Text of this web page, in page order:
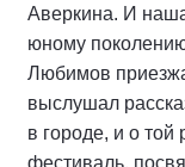
Аверкина. И
юному
Любимов
выслушал
в городе, и о той
фестиваль,